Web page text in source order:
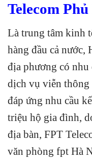
Telecom
Là trung tâm kinh
hàng đầu cả nước,
địa phương có nhu
dịch vụ viễn thông
đáp ứng nhu cầu
triệu hộ gia đình,
địa bàn, FPT
văn phòng fpt Hà